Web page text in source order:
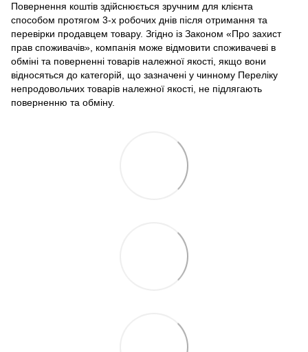
Повернення коштів здійснюється зручним для клієнта
способом протягом 3-х робочих днів після отримання та
перевірки продавцем товару. Згідно із Законом «Про захист
прав споживачів», компанія може відмовити споживачеві в
обміні та поверненні товарів належної якості, якщо вони
відносяться до категорій, що зазначені у чинному Переліку
непродовольчих товарів належної якості, не підлягають
поверненню та обміну.